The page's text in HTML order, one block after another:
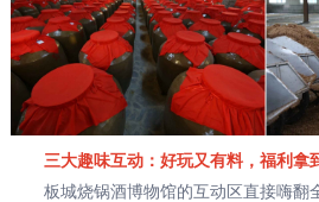
三大趣味互动：好玩又有料，福利拿
板城烧锅酒博物馆的互动区直接嗨翻